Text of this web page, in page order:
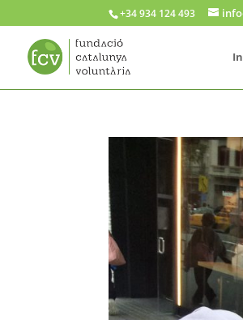
+34 934 124 493